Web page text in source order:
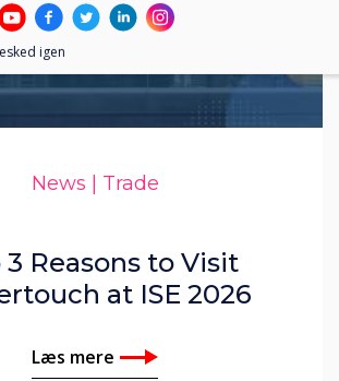
News | Trade
3 Reasons to Visit
at ISE 2026
Læs mere
igen